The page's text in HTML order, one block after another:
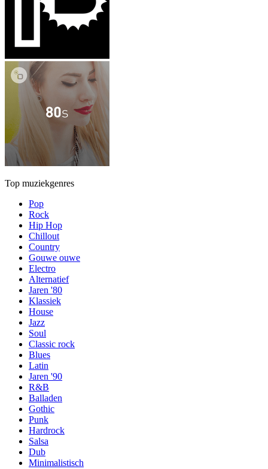
Top muziekgenres
Pop
Rock
Hip Hop
Chillout
Country
Gouwe ouwe
Electro
Alternatief
Jaren '80
Klassiek
House
Jazz
Soul
Classic rock
Blues
Latin
Jaren '90
R&B
Balladen
Gothic
Punk
Hardrock
Salsa
Dub
Minimalistisch